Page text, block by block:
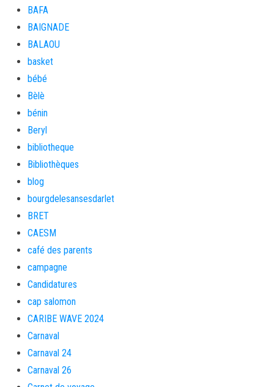
BAFA
BAIGNADE
BALAOU
basket
bébé
Bèlè
bénin
Beryl
bibliotheque
Bibliothèques
blog
bourgdelesansesdarlet
BRET
CAESM
café des parents
campagne
Candidatures
cap salomon
CARIBE WAVE 2024
Carnaval
Carnaval 24
Carnaval 26